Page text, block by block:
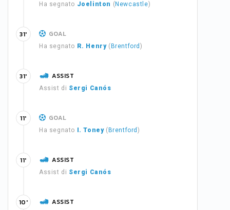
Ha segnato Joelinton ( Newcastle)
GOAL
Ha segnato R. Henry( Brentford)
31'
ASSIST
Assist di Sergi Canós
31'
GOAL
Ha segnato I. Toney( Brentford)
11'
ASSIST
Assist di Sergi Canós
11'
ASSIST
10'